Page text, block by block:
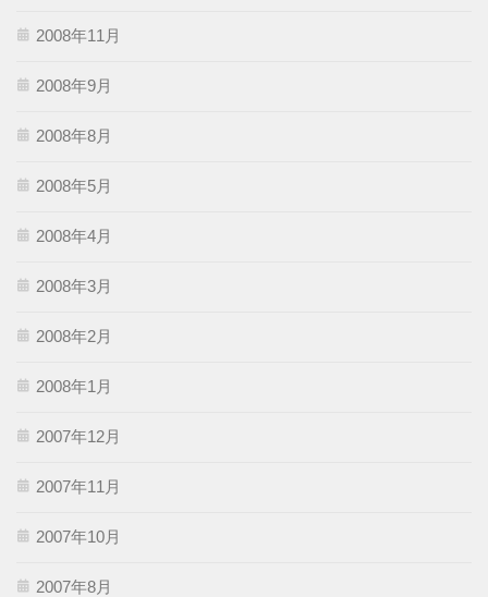
2008年11月
2008年9月
2008年8月
2008年5月
2008年4月
2008年3月
2008年2月
2008年1月
2007年12月
2007年11月
2007年10月
2007年8月